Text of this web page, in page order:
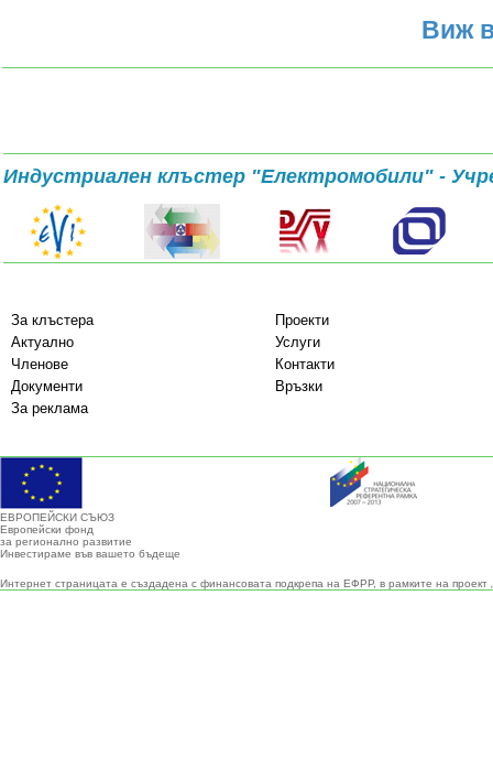
Виж
Индустриален клъстер "Електромобили" -
За клъстера
Проекти
Актуално
Услуги
Членове
Контакти
Документи
Връзки
За реклама
ЕВРОПЕЙСКИ СЪЮЗ
Европейски фонд
за регионално развитие
Инвестираме във вашето бъдеще
Интернет страницата е създадена с финансовата подкрепа на ЕФРР, в рамките на